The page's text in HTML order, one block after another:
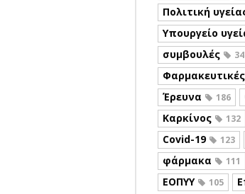
Πολιτική
Υπουργείο
συμβουλές
Έρευνα 186
Καρκίνος 132
Covid-19 123
φάρμακα 111
ΕΟΠΥΥ 105